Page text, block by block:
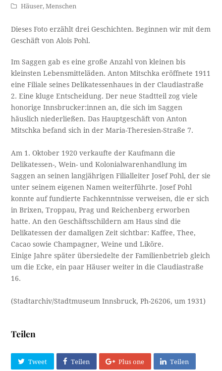
Häuser,Menschen
Dieses Foto erzählt drei Geschichten. Beginnen wir mit dem
Geschäft von Alois Pohl.
Im Saggen gab es eine große Anzahl von kleinen bis
kleinsten Lebensmitteläden. Anton Mitschka eröffnete 1911
eine Filiale seines Delikatessenhaues in der Claudiastraße
2. Eine kluge Entscheidung. Der neue Stadtteil zog viele
honorige Innsbrucker:innen an, die sich im Saggen
häuslich niederließen. Das Hauptgeschäft von Anton
Mitschka befand sich in der Maria-Theresien-Straße 7.
Am 1. Oktober 1920 verkaufte der Kaufmann die
Delikatessen-, Wein- und Kolonialwarenhandlung im
Saggen an seinen langjährigen Filialleiter Josef Pohl, der sie
unter seinem eigenen Namen weiterführte. Josef Pohl
konnte auf fundierte Fachkenntnisse verweisen, die er sich
in Brixen, Troppau, Prag und Reichenberg erworben
hatte. An den Geschäftsschildern am Haus sind die
Delikatessen der damaligen Zeit sichtbar: Kaffee, Thee,
Cacao sowie Champagner, Weine und Liköre.
Einige Jahre später übersiedelte der Familienbetrieb gleich
um die Ecke, ein paar Häuser weiter in die Claudiastraße
16.
(Stadtarchiv/Stadtmuseum Innsbruck, Ph-26206, um 1931)
Teilen
Tweet Teilen Plus one Teilen